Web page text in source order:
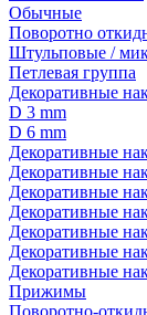
Обычные
Поворотно
Штульповые /
Петлевая группа
Декоративные
D 3 mm
D 6 mm
Декоративные
Декоративные
Декоративные
Декоративные
Декоративные
Декоративные
Декоративные
Прижимы
Поворотно-